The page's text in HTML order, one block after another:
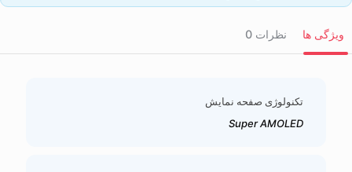
ویژگی ها نظرات 0
تکنولوژی صفحه نمایش
Super AMOLED